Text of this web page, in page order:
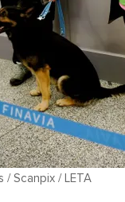
/ Scanpix / LETA